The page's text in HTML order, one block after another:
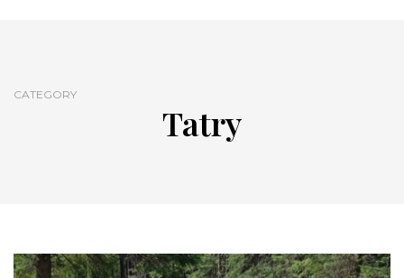
CATEGORY
Tatry